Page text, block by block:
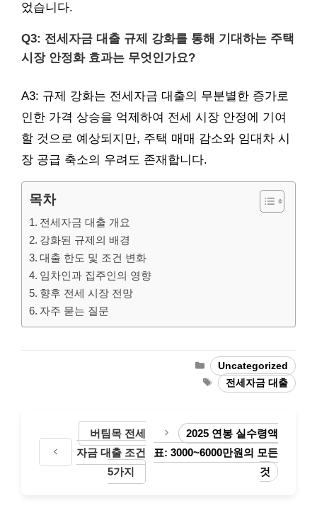
었습니다.
Q3: 전세자금 대출 규제 강화를 통해 기대하는 주택
시장 안정화 효과는 무엇인가요?
A3: 규제 강화는 전세자금 대출의 무분별한 증가로
인한 가격 상승을 억제하여 전세 시장 안정에 기여
할 것으로 예상되지만, 주택 매매 감소와 임대차 시
장 공급 축소의 우려도 존재합니다.
목차
전세자금 대출 개요
강화된 규제의 배경
대출 한도 및 조건 변화
임차인과 집주인의 영향
향후 전세 시장 전망
자주 묻는 질문
Categories
Uncategorized
Tags전세자금 대출
버팀목 전세
자금 대출 조건
5가지
2025 연봉 실수령액
표: 3000~6000만원의 모든
것